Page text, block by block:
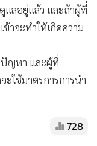
แลอยู่แล้ว และถ้าผู้ที่
ข้าจะทำให้เกิดความ
ปัญหา และผู้ที่
ะใช้มาตรการการนำ
728